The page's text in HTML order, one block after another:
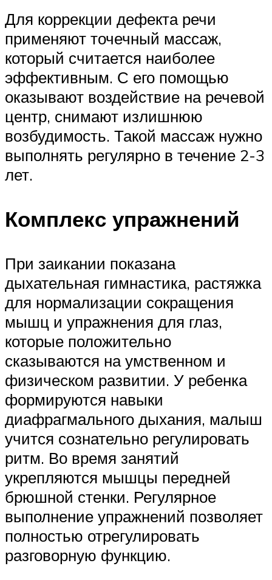
Для коррекции дефекта речи
применяют точечный массаж,
который считается наиболее
эффективным. С его помощью
оказывают воздействие на речевой
центр, снимают излишнюю
возбудимость. Такой массаж нужно
выполнять регулярно в течение 2-3
лет.
Комплекс упражнений
При заикании показана
дыхательная гимнастика, растяжка
для нормализации сокращения
мышц и упражнения для глаз,
которые положительно
сказываются на умственном и
физическом развитии. У ребенка
формируются навыки
диафрагмального дыхания, малыш
учится сознательно регулировать
ритм. Во время занятий
укрепляются мышцы передней
брюшной стенки. Регулярное
выполнение упражнений позволяет
полностью отрегулировать
разговорную функцию.